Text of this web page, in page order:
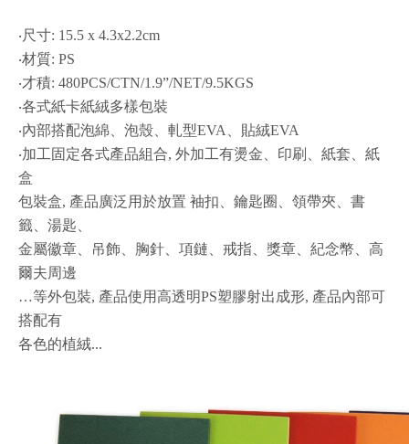
‧尺寸: 15.5 x 4.3x2.2cm
‧材質: PS
‧才積: 480PCS/CTN/1.9”/NET/9.5KGS
‧各式紙卡紙絨多樣包裝
‧內部搭配泡綿、泡殼、軋型EVA、貼絨EVA
‧加工固定各式產品組合, 外加工有燙金、印刷、紙套、紙
盒
包裝盒, 產品廣泛用於放置 袖扣、鑰匙圈、領帶夾、書
籤、湯匙、
金屬徽章、吊飾、胸針、項鏈、戒指、獎章、紀念幣、高
爾夫周邊
…等外包裝, 產品使用高透明PS塑膠射出成形, 產品內部可
搭配有
各色的植絨...